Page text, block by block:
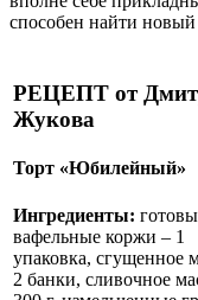
способен найти
РЕЦЕПТ от
Жукова
Торт «Юбилейный»
Ингредиенты:
вафельные коржи – 1
упаковка, сгущенное
2 банки, сливочное